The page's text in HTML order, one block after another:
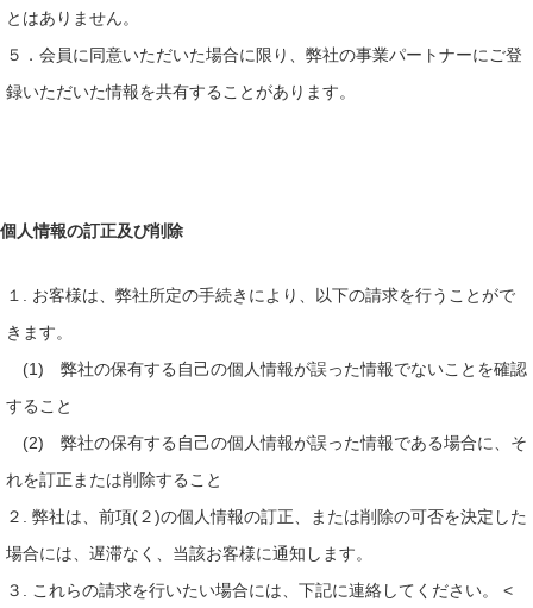
とはありません。
５．会員に同意いただいた場合に限り、弊社の事業パートナーにご登
録いただいた情報を共有することがあります。
個人情報の訂正及び削除
１. お客様は、弊社所定の手続きにより、以下の請求を行うことがで
きます。
(1) 弊社の保有する自己の個人情報が誤った情報でないことを確認
すること
(2) 弊社の保有する自己の個人情報が誤った情報である場合に、そ
れを訂正または削除すること
２. 弊社は、前項(２)の個人情報の訂正、または削除の可否を決定した
場合には、遅滞なく、当該お客様に通知します。
３. これらの請求を行いたい場合には、下記に連絡してください。 <